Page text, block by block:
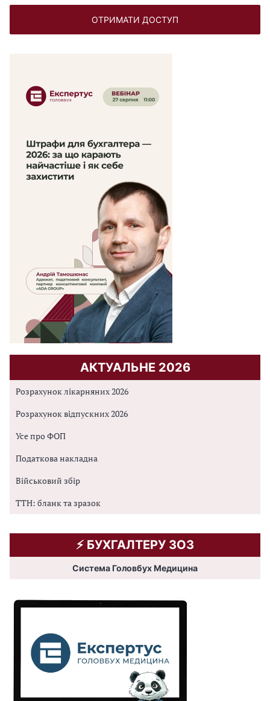
ОТРИМАТИ ДОСТУП
АКТУАЛЬНЕ 2026
Розрахунок лікарняних 2026
Розрахунок відпускних 2026
Усе про ФОП
Податкова накладна
Військовий збір
ТТН: бланк та зразок
⚡️ БУХГАЛТЕРУ ЗОЗ
Система Головбух Медицина